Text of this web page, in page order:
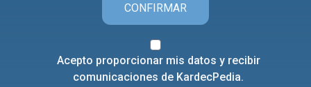
CONFIRMAR
Acepto proporcionar mis datos y recibir
comunicaciones de KardecPedia.